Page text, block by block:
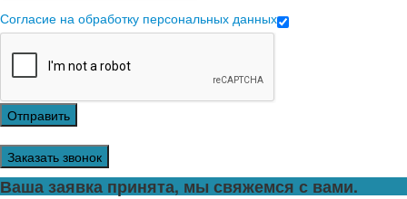
Согласие на обработку персональных данных
Отправить
Заказать звонок
Ваша заявка принята, мы свяжемся с вами.